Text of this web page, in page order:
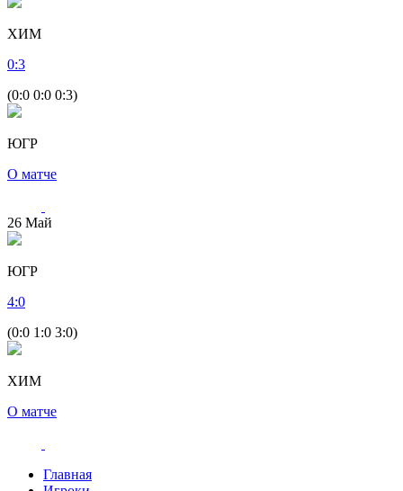
ХИМ
0:3
(0:0 0:0 0:3)
ЮГР
О матче
26 Май
ЮГР
4:0
(0:0 1:0 3:0)
ХИМ
О матче
Главная